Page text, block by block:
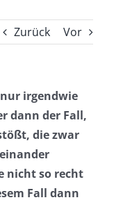
Zurück Vor
irgendwie
dann der Fall,
die zwar
nicht so recht
Fall dann